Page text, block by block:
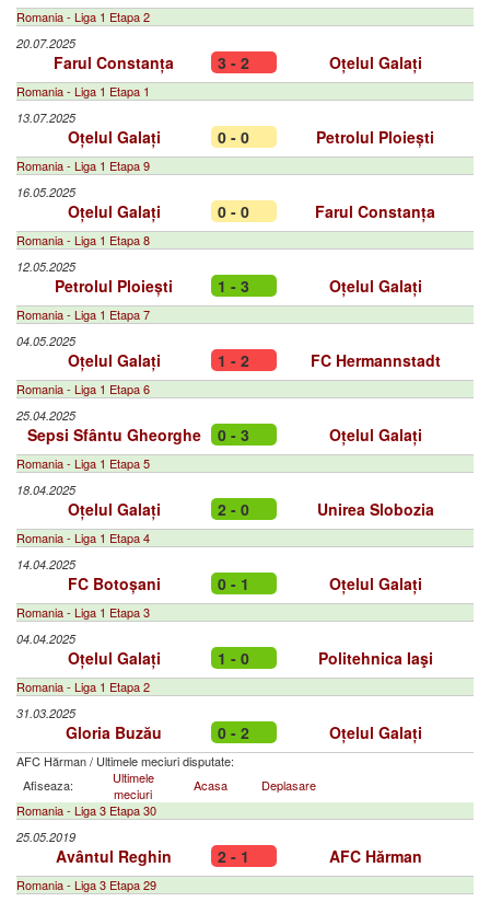
Romania - Liga 1 Etapa 2
20.07.2025
Farul Constanța 3 - 2 Oțelul Galați
Romania - Liga 1 Etapa 1
13.07.2025
Oțelul Galați 0 - 0 Petrolul Ploiești
Romania - Liga 1 Etapa 9
16.05.2025
Oțelul Galați 0 - 0 Farul Constanța
Romania - Liga 1 Etapa 8
12.05.2025
Petrolul Ploiești 1 - 3 Oțelul Galați
Romania - Liga 1 Etapa 7
04.05.2025
Oțelul Galați 1 - 2 FC Hermannstadt
Romania - Liga 1 Etapa 6
25.04.2025
Sepsi Sfântu Gheorghe 0 - 3 Oțelul Galați
Romania - Liga 1 Etapa 5
18.04.2025
Oțelul Galați 2 - 0 Unirea Slobozia
Romania - Liga 1 Etapa 4
14.04.2025
FC Botoșani 0 - 1 Oțelul Galați
Romania - Liga 1 Etapa 3
04.04.2025
Oțelul Galați 1 - 0 Politehnica Iaşi
Romania - Liga 1 Etapa 2
31.03.2025
Gloria Buzău 0 - 2 Oțelul Galați
AFC Hărman/ Ultimele meciuri disputate:
Afiseaza:
Ultimele
meciuri
Acasa
Deplasare
Romania - Liga 3 Etapa 30
25.05.2019
Avântul Reghin 2 - 1 AFC Hărman
Romania - Liga 3 Etapa 29